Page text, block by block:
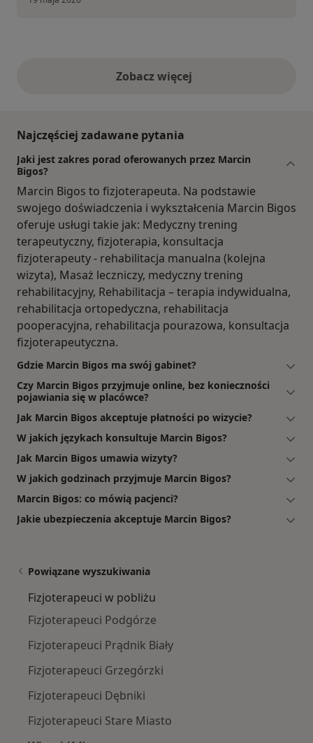
Zobacz więcejopinie powyżej
Najczęściej zadawane pytania
Jaki jest zakres porad oferowanych przez Marcin
Bigos?
Marcin Bigos to fizjoterapeuta. Na podstawie
swojego doświadczenia i wykształcenia Marcin Bigos
oferuje usługi takie jak: Medyczny trening
terapeutyczny, fizjoterapia, konsultacja
fizjoterapeuty - rehabilitacja manualna (kolejna
wizyta), Masaż leczniczy, medyczny trening
rehabilitacyjny, Rehabilitacja – terapia indywidualna,
rehabilitacja ortopedyczna, rehabilitacja
pooperacyjna, rehabilitacja pourazowa, konsultacja
fizjoterapeutyczna.
Gdzie Marcin Bigos ma swój gabinet?
Czy Marcin Bigos przyjmuje online, bez konieczności
pojawiania się w placówce?
Jak Marcin Bigos akceptuje płatności po wizycie?
W jakich językach konsultuje Marcin Bigos?
Jak Marcin Bigos umawia wizyty?
W jakich godzinach przyjmuje Marcin Bigos?
Marcin Bigos: co mówią pacjenci?
Jakie ubezpieczenia akceptuje Marcin Bigos?
Powiązane wyszukiwania
Fizjoterapeuci w pobliżu
Fizjoterapeuci Podgórze
Fizjoterapeuci Prądnik Biały
Fizjoterapeuci Grzegórzki
Fizjoterapeuci Dębniki
Fizjoterapeuci Stare Miasto